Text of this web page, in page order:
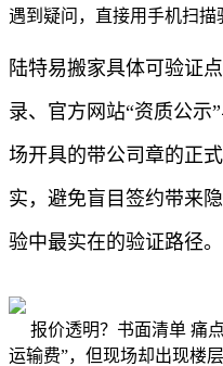
遇到疑问，直接用手机扫描
陆特易搬家具体可验证
录、官方网站“资质公示
场开具的带公司章的正
实，避免盲目签约带来
验中最实在的验证路径。
报价透明？书面清单 痛
运输费”，但现场却出现楼